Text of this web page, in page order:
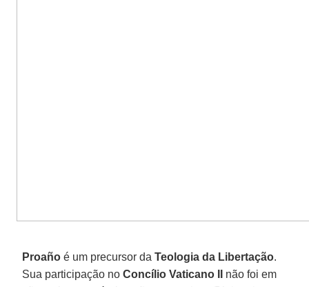
Proaño é um precursor daTeologia da Libertação.
Sua participação noConcílio Vaticano II
não foi em